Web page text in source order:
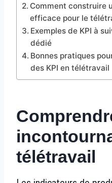
Comment construire
efficace pour le
Exemples de KPI à
dédié
Bonnes pratiques
des KPI en télétravail
télétravail